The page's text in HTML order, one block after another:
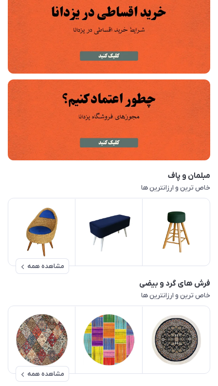
مبلمان و پاف
خاص ترین و ارزانترین ها
مشاهده همه
فرش های گرد و بیضی
خاص ترین و ارزانترین ها
مشاهده همه